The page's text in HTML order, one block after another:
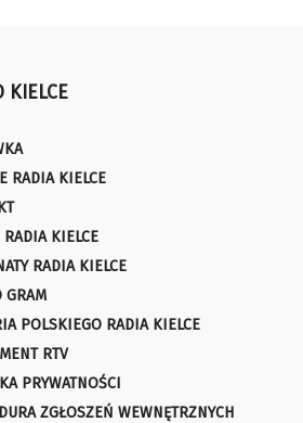
KIELCE
RADIA KIELCE
RADIA KIELCE
RADIA KIELCE
GRAM
POLSKIEGO RADIA KIELCE
RTV
PRYWATNOŚCI
ZGŁOSZEŃ WEWNĘTRZNYCH